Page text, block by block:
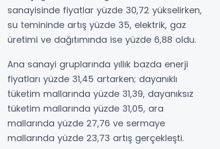
sanayisinde fiyatlar yüzde 30,72 yükselirken,
su temininde artış yüzde 35, elektrik, gaz
üretimi ve dağıtımında ise yüzde 6,88 oldu.
Ana sanayi gruplarında yıllık bazda enerji
fiyatları yüzde 31,45 artarken; dayanıklı
tüketim mallarında yüzde 31,39, dayanıksız
tüketim mallarında yüzde 31,05, ara
mallarında yüzde 27,76 ve sermaye
mallarında yüzde 23,73 artış gerçekleşti.